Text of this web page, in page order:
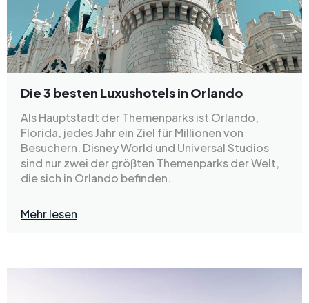
Die 3 besten Luxushotels in Orlando
Als Hauptstadt der Themenparks ist Orlando,
Florida, jedes Jahr ein Ziel für Millionen von
Besuchern. Disney World und Universal Studios
sind nur zwei der größten Themenparks der Welt,
die sich in Orlando befinden.
Mehr lesen